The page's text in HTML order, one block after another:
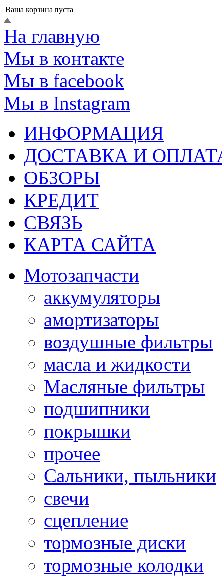
Ваша корзина пуста
На главную
Мы в контакте
Мы в facebook
Мы в Instagram
ИНФОРМАЦИЯ
ДОСТАВКА И
ОБЗОРЫ
КРЕДИТ
СВЯЗЬ
КАРТА САЙТА
Мотозапчасти
аккумуляторы
амортизаторы
воздушные фильтры
масла и жидкости
Масляные фильтры
подшипники
покрышки
прочее
Сальники, пыльники
свечи
сцепление
тормозные диски
тормозные колодки